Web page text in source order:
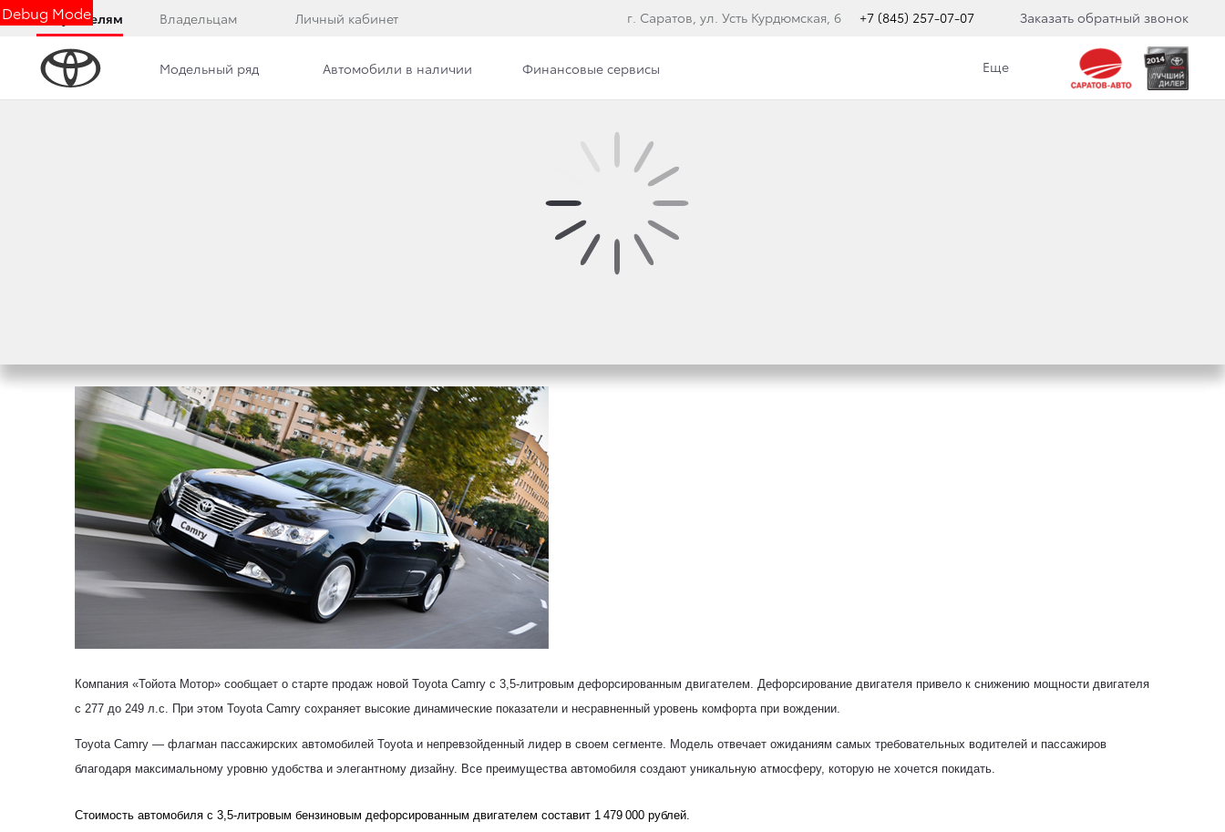
Debug Mode
Покупателям Владельцам Личный кабинет г. Саратов, ул. Усть Курдюмская, 6 +7 (845) 257-07-07 Заказать обратный звонок
Модельный ряд Автомобили в наличии Финансовые сервисы Еще
TOYOTA CAMRY С 3,5-ЛИТРОВЫМ ДЕФОРСИРОВАННЫМ
Компания «Тойота Мотор» сообщает о старте продаж новой Toyota Camry с 3,5-литровым дефорсированным двигателем. Дефорсирование двигателя привело к снижению мощности двигателя
с 277 до 249 л.с. При этом Toyota Camry сохраняет высокие динамические показатели и несравненный уровень комфорта при вождении.
Toyota Camry — флагман пассажирских автомобилей Toyota и непревзойденный лидер в своем сегменте. Модель отвечает ожиданиям самых требовательных водителей и пассажиров
благодаря максимальному уровню удобства и элегантному дизайну. Все преимущества автомобиля создают уникальную атмосферу, которую не хочется покидать.
Стоимость автомобиля c 3,5-литровым бензиновым дефорсированным двигателем составит 1 479 000 рублей.